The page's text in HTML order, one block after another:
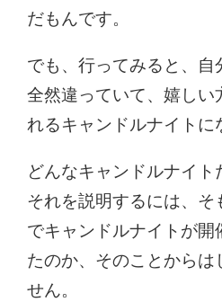
だもんです。
でも、行ってみると、自
全然違っていて、嬉しい
れるキャンドルナイトに
どんなキャンドルナイト
それを説明するには、
でキャンドルナイトが開
たのか、そのことからは
せん。